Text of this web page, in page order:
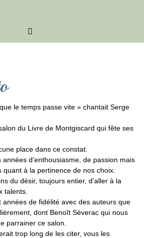
le temps passe vite » chantait Serge
du Livre de Montgiscard qui fête ses
place dans ce constat.
d’enthousiasme, de passion mais
à la pertinence de nos choix.
du désir, toujours entier, d’aller à la
talents.
années de fidélité avec des auteurs que
dont Benoît Séverac qui nous
parrainer ce salon.
trop long de les citer, vous les